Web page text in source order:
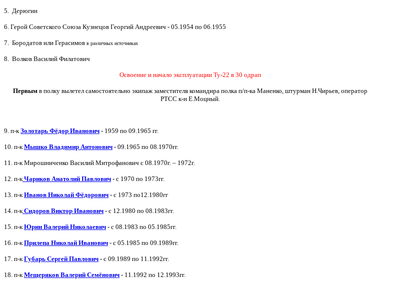
5. Дерюгин
6. Герой Советского Союза Кузнецов Георгий Андреевич - 05.1954 по 06.1955
7. Бородатов или Герасимов в различных источниках
8. Волков Василий Филатович
Освоение и начало эксплуатации Ту-22 в 30 одрап
Первымв полку вылетел самостоятельно экипаж заместителя командира полка п/п-ка Маненко, штурман Н.Чирьев, оператор
РТСС к-н Е.Моцный.
9. п-кЗолотарь Фёдор Иванович - 1959 по 09.1965 гг.
10. п-кМышко Владимир Антонович - 09.1965 по 08.1970гг.
11. п-к Мирошниченко Василий Митрофанович с 08.1970г. – 1972г.
12. п-кЧариков Анатолий Павлович - с 1970 по 1973гг.
13. п-кИванов Николай Фёдорович - с 1973 по12.1980гг
14. п-кСидоров Виктор Иванович - с 12.1980 по 08.1983гг.
15. п-кЮрин Валерий Николаевич - с 08.1983 по 05.1985гг.
16. п-кПрилепа Николай Иванович - с 05.1985 по 09.1989гг.
17. п-кГубарь Сергей Павлович - с 09.1989 по 11.1992гг.
18. п-кМещеряков Валерий Семёнович - 11.1992 по 12.1993гг.